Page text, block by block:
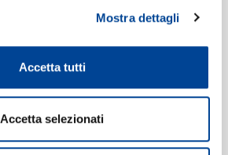
Mostra dettagli
Accetta tutti
Accetta selezionati